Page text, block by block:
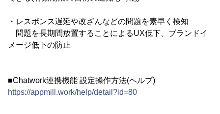
・レスポンス遅延や改ざんなどの問題を素早く検知
問題を長期間放置することによるUX低下、ブランドイ
メージ低下の防止
■Chatwork連携機能 設定操作方法(ヘルプ)
https://appmill.work/help/detail?id=80